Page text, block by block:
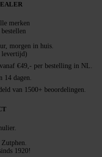
merken
morgen in huis.
levertijd)
€49,- per bestelling in NL.
14 dagen.
van 1500+ beoordelingen.
Zutphen
1920!